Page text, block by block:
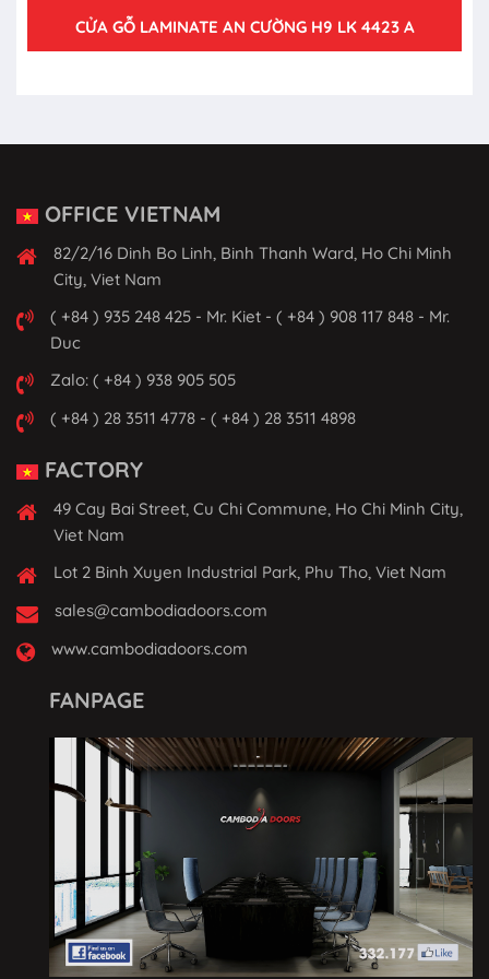
CỬA GỖ LAMINATE AN CƯỜNG H9 LK 4423 A
OFFICE VIETNAM
82/2/16 Dinh Bo Linh, Binh Thanh Ward, Ho Chi Minh
City, Viet Nam
( +84 ) 935 248 425 - Mr. Kiet - ( +84 ) 908 117 848 - Mr.
Duc
Zalo: ( +84 ) 938 905 505
( +84 ) 28 3511 4778 - ( +84 ) 28 3511 4898
FACTORY
49 Cay Bai Street, Cu Chi Commune, Ho Chi Minh City,
Viet Nam
Lot 2 Binh Xuyen Industrial Park, Phu Tho, Viet Nam
sales@cambodiadoors.com
www.cambodiadoors.com
FANPAGE